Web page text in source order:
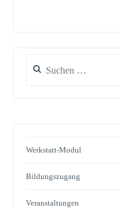
Werkstatt-Modul
Bildungszugang
Veranstaltungen